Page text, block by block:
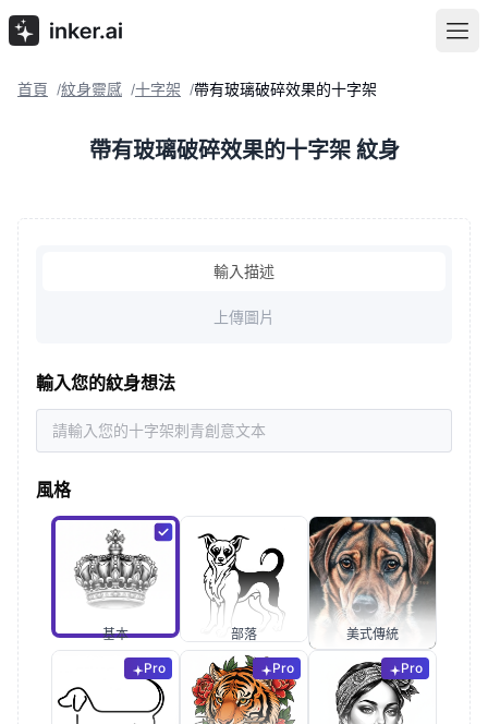
首頁 /紋身靈感 /十字架 /帶有玻璃破碎效果的十字架
帶有玻璃破碎效果的十字架 紋身
輸入描述
上傳圖片
輸入您的紋身想法
風格
基本 部落 美式傳統
Pro Pro Pro